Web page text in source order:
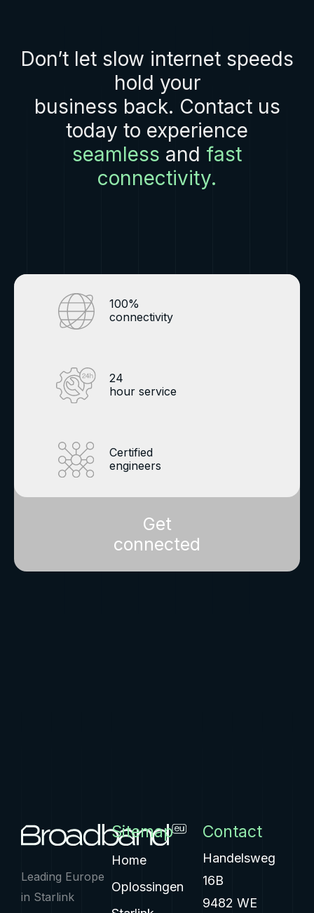
Don’t let slow internet speeds
hold your
business back. Contact us
today to experience
seamless and fast
connectivity.
100%
connectivity
24
hour service
Certified
engineers
Get
connected
Leading Europe
in Starlink
Sitemap
Home
Oplossingen
Contact
Handelsweg
16B
9482 WE